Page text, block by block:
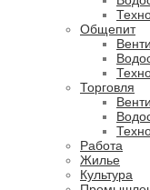
Общепит
Торговля
Работа
Жилье
Культура